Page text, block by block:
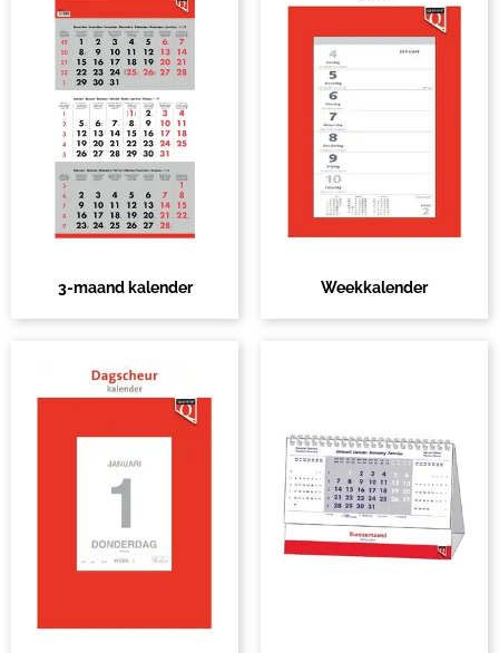
3-maand kalender Weekkalender